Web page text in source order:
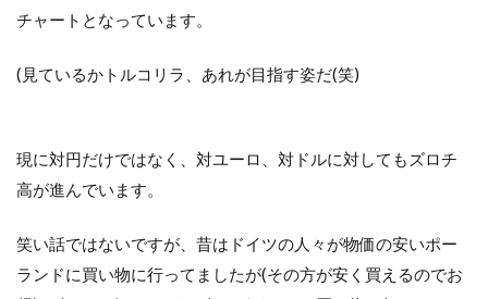
チャートとなっています。
(見ているかトルコリラ、あれが目指す姿だ(笑)
現に対円だけではなく、対ユーロ、対ドルに対してもズロチ
高が進んでいます。
笑い話ではないですが、昔はドイツの人々が物価の安いポー
ランドに買い物に行ってましたが(その方が安く買えるのでお